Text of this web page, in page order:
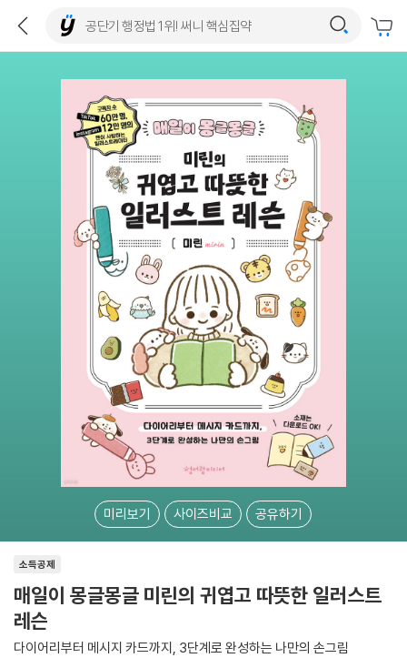
미리보기 사이즈비교 공유하기
소득공제
매일이 몽글몽글 미린의 귀엽고 따뜻한 일러스트
레슨
다이어리부터 메시지 카드까지, 3단계로 완성하는 나만의 손그림